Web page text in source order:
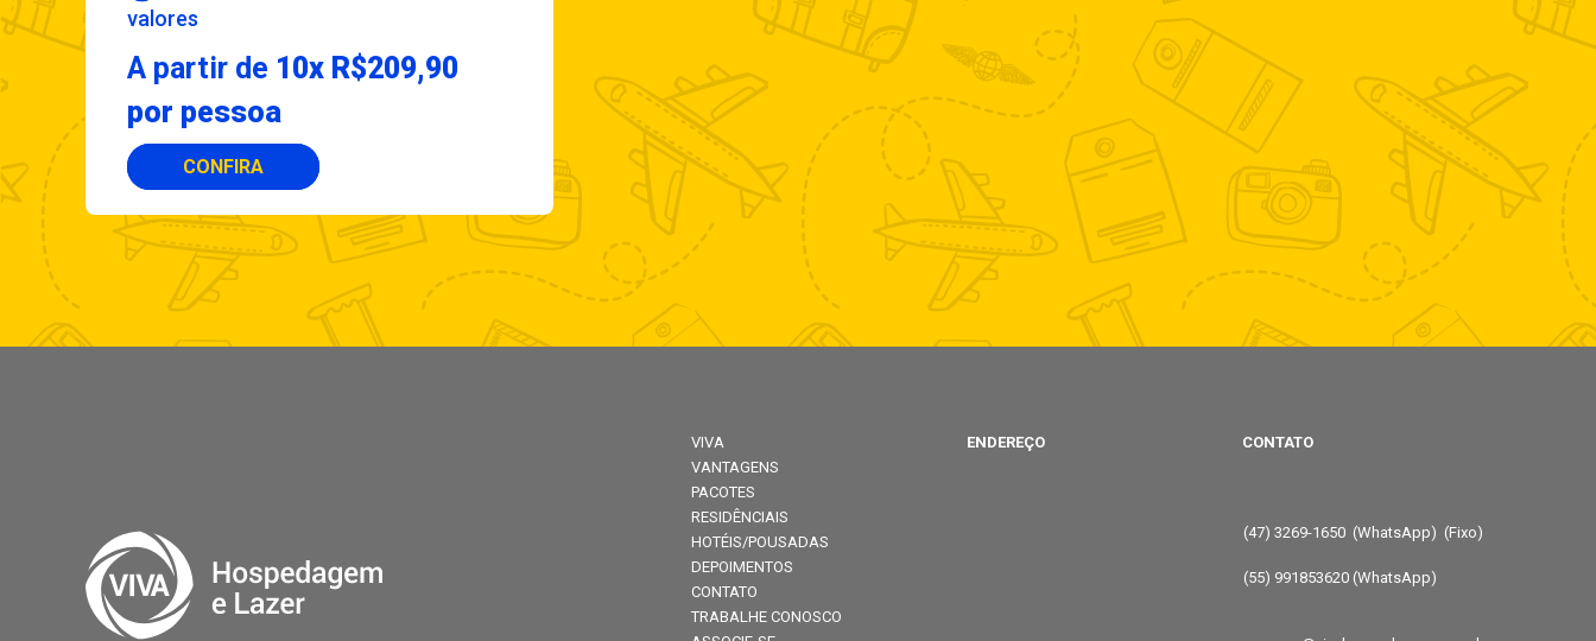
valores
A partir de 10x R$209,90
por pessoa
CONFIRA
VIVA
VANTAGENS
PACOTES
RESIDÊNCIAIS
HOTÉIS/POUSADAS
DEPOIMENTOS
CONTATO
TRABALHE CONOSCO
ENDEREÇO CONTATO
(47) 3269-1650 (WhatsApp) (Fixo)
(55) 991853620 (WhatsApp)